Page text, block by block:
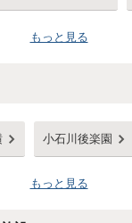
もっと見る
小石川後楽園
もっと見る